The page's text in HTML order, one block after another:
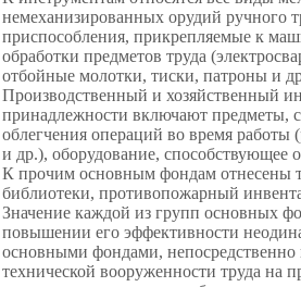
немеханизированных орудий ручного
приспособления, прикрепляемые к
обработки предметов труда
отбойные молотки, тиски, патроны и
Производственный и хозяйственный
принадлежности включают предметы,
облегчения операций во время работы
и др.), оборудование, способствующее
К прочим основным фондам отнесены
библиотеки, противопожарный
Значение каждой из групп основных
повышении его эффективности
основными фондами,
технической вооруженности труда на